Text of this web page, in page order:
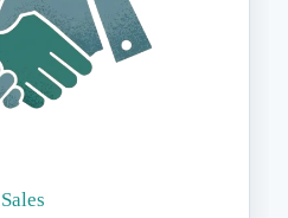
Sales